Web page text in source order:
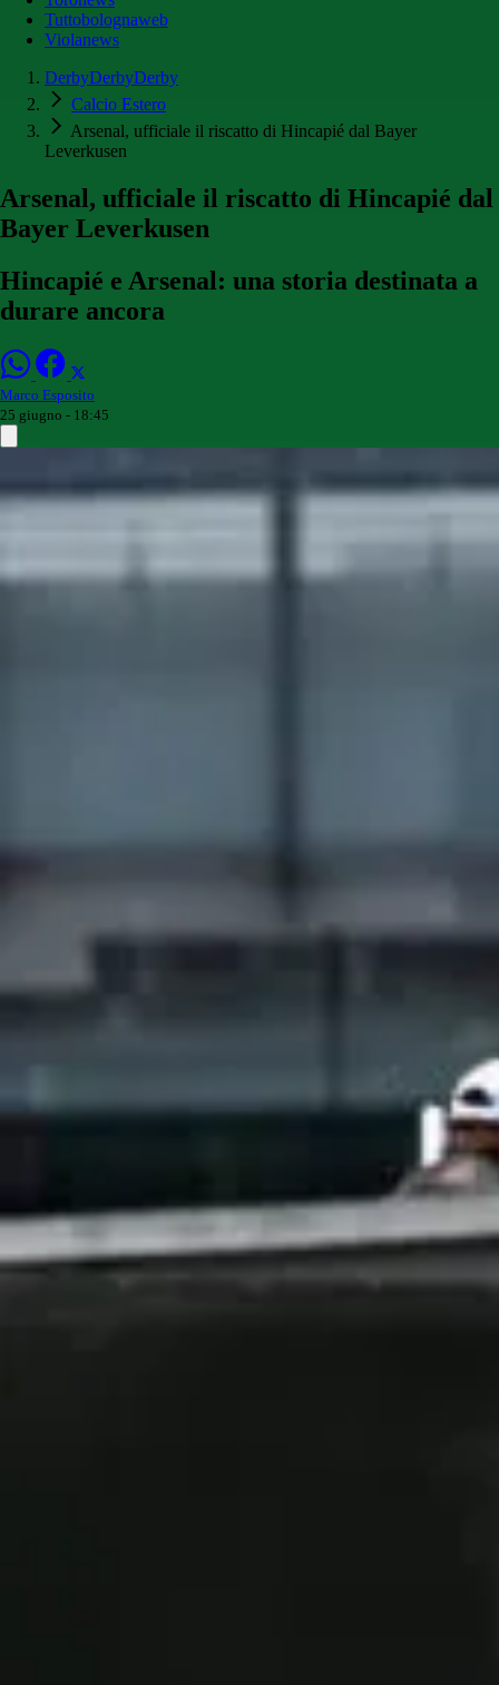
Tuttobolognaweb
Violanews
DerbyDerbyDerby
Calcio Estero
Arsenal, ufficiale il riscatto di Hincapié dal Bayer
Leverkusen
Arsenal, ufficiale il riscatto di Hincapié dal
Bayer Leverkusen
Hincapié e Arsenal: una storia destinata a
durare ancora
Marco Esposito
25 giugno - 18:45